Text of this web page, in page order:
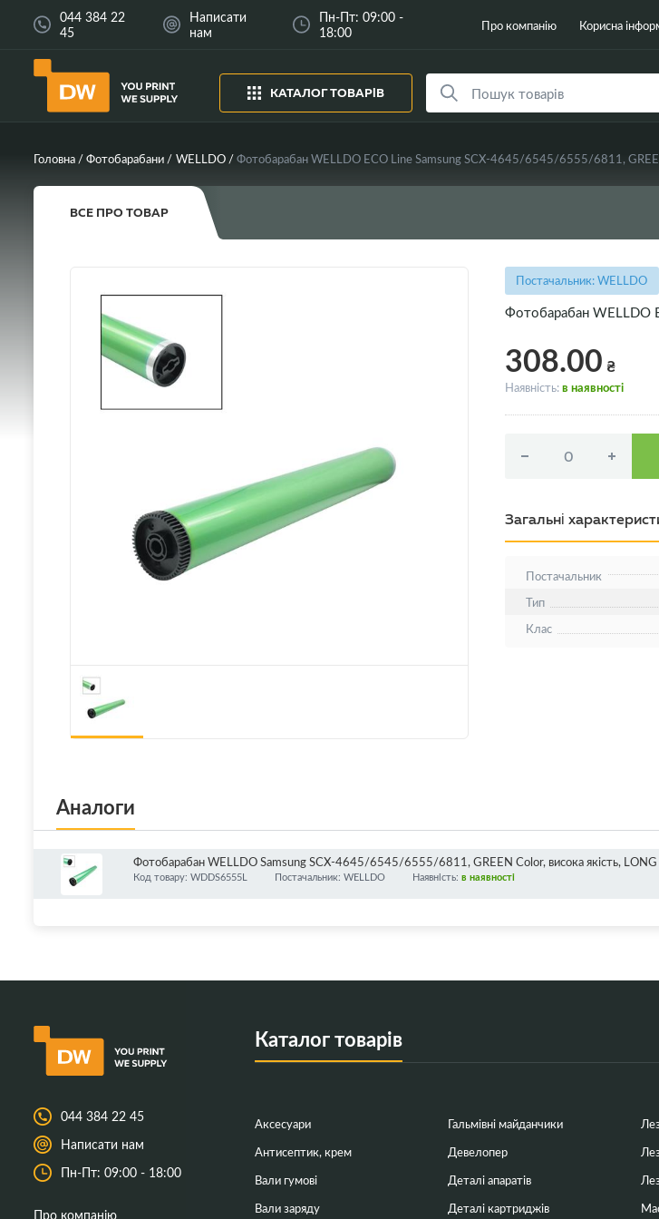
044 384 22
45
Написати
нам
Пн-Пт: 09:00 -
18:00
Про компанію Корисна
КАТАЛОГ ТОВАРІВ
Головна Фотобарабани WELLDO Фотобарабан WELLDO ECO Line Samsung SCX-4645/6545/6555/6811,
ВСЕ ПРО ТОВАР
Постачальник: WELLDO
Фотобарабан WELLDO
308.00 ₴
Наявність:в наявності
Загальні
Постачальник
Тип
Клас
Аналоги
Фотобарабан WELLDO Samsung SCX-4645/6545/6555/6811, GREEN Color, висока якість, LONG
Код товару: WDDS6555L Постачальник: WELLDO Наявність: в наявності
044 384 22 45
Написати нам
Пн-Пт: 09:00 - 18:00
Про компанію
Каталог товарів
Аксесуари
Антисептик, крем
Вали гумові
Вали заряду
Гальмівні майданчики
Девелопер
Деталі апаратів
Деталі картриджів